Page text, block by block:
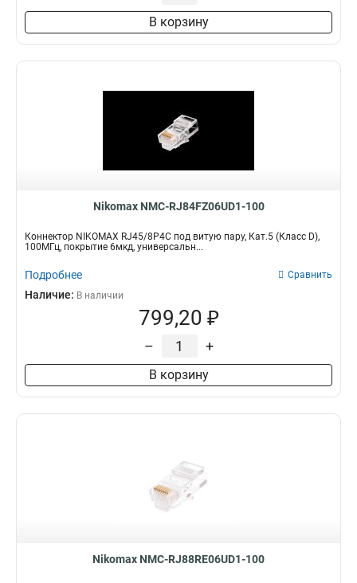
В корзину
Nikomax NMC-RJ84FZ06UD1-100
Коннектор NIKOMAX RJ45/8P4C под витую пару, Кат.5 (Класс D),
100МГц, покрытие 6мкд, универсальн...
Подробнее Сравнить
Наличие: В наличии
799,20 ₽
– +
В корзину
Nikomax NMC-RJ88RE06UD1-100